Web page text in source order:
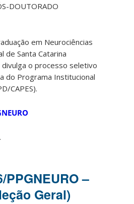
DOUTORADO
em Neurociências
de Santa Catarina
divulga o processo seletivo
do Programa Institucional
CAPES).
.
PPGNEURO –
Geral)